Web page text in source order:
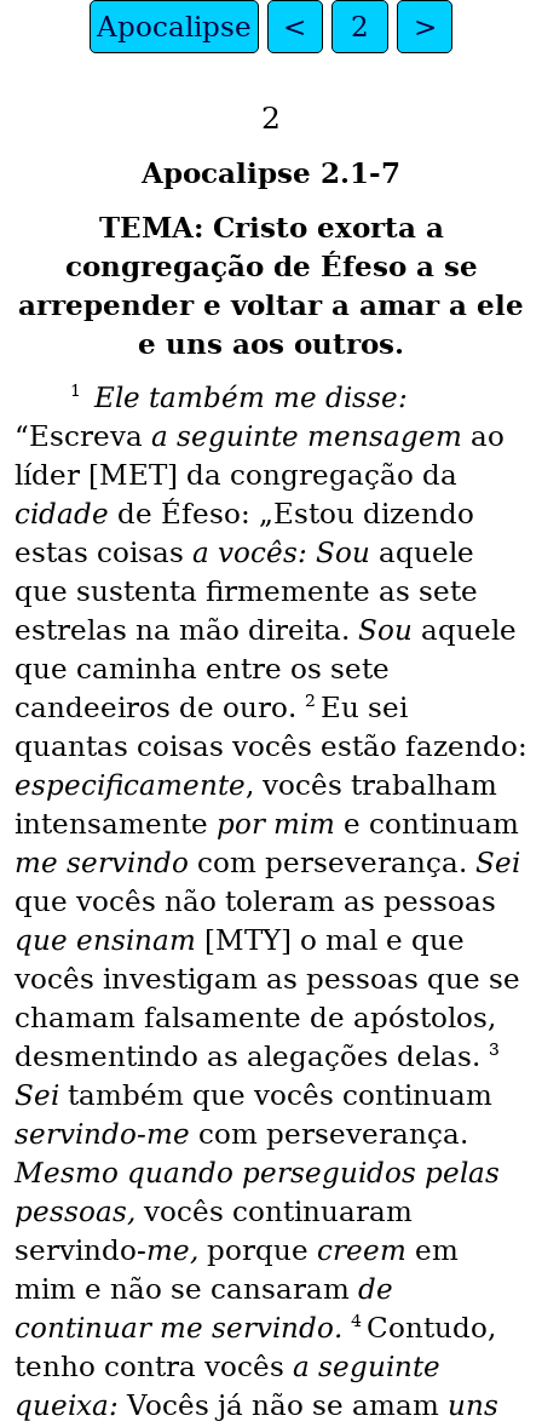
Apocalipse < 2 >
2
Apocalipse 2.1-7
TEMA: Cristo exorta a
congregação de Éfeso a se
arrepender e voltar a amar a ele
e uns aos outros.
1
Ele também me disse:
“Escreva a seguinte mensagem ao
líder [MET] da congregação da
cidade de Éfeso: „Estou dizendo
estas coisas a vocês: Sou aquele
que sustenta firmemente as sete
estrelas na mão direita. Sou aquele
que caminha entre os sete
candeeiros de ouro. 2 Eu sei
quantas coisas vocês estão fazendo:
especificamente, vocês trabalham
intensamente por mim e continuam
me servindo com perseverança. Sei
que vocês não toleram as pessoas
que ensinam [MTY] o mal e que
vocês investigam as pessoas que se
chamam falsamente de apóstolos,
desmentindo as alegações delas. 3
Sei também que vocês continuam
servindo-me com perseverança.
Mesmo quando perseguidos pelas
pessoas, vocês continuaram
servindo-me, porque creem em
mim e não se cansaram de
continuar me servindo. 4 Contudo,
tenho contra vocês a seguinte
queixa:Vocês já não se amam uns